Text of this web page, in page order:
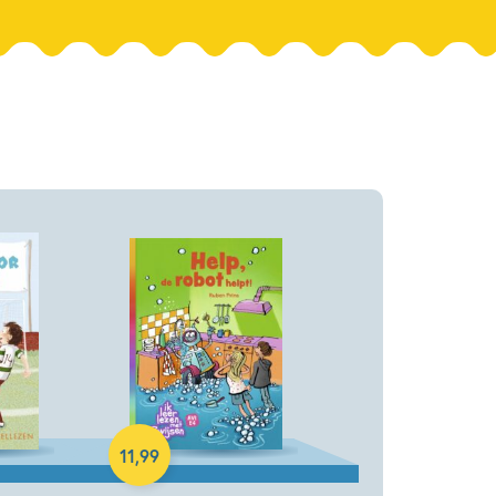
11,99
Hardcover